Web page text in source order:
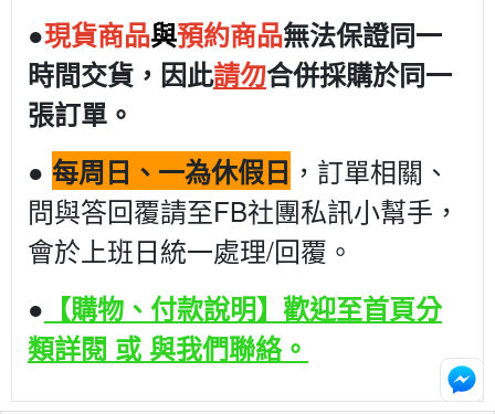
●現貨商品與預約商品無法保證同一
時間交貨，因此請勿合併採購於同一
張訂單。
● 每周日、一為休假日 ，訂單相關、
問與答回覆請至FB社團私訊小幫手，
會於上班日統一處理/回覆。
● 【購物、付款說明】歡迎至首頁分
類詳閱 或 與我們聯絡。